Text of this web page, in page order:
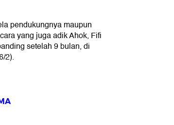
pendukungnya maupun
yang juga adik Ahok, Fifi
setelah 9 bulan, di
2).